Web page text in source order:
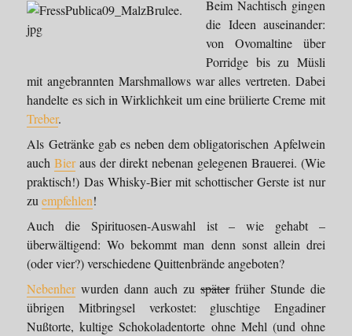
Beim Nachtisch gingen
die Ideen auseinander:
von Ovomaltine über
Porridge bis zu Müsli
mit angebrannten Marshmallows war alles vertreten. Dabei
handelte es sich in Wirklichkeit um eine brülierte Creme mit
Treber.
Als Getränke gab es neben dem obligatorischen Apfelwein
auchBieraus der direkt nebenan gelegenen Brauerei. (Wie
praktisch!) Das Whisky-Bier mit schottischer Gerste ist nur
zuempfehlen!
Auch die Spirituosen-Auswahl ist – wie gehabt –
überwältigend: Wo bekommt man denn sonst allein drei
(oder vier?) verschiedene Quittenbrände angeboten?
Nebenherwurden dann auch zu späterfrüher Stunde die
übrigen Mitbringsel verkostet: gluschtige Engadiner
Nußtorte, kultige Schokoladentorte ohne Mehl (und ohne